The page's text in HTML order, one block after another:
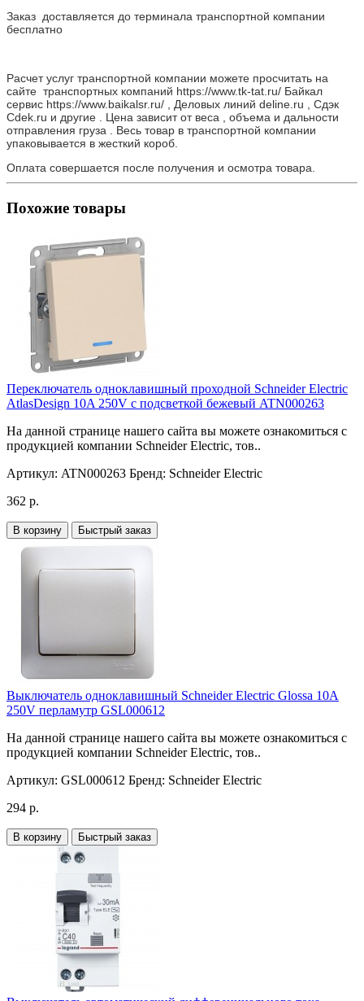
Заказ доставляется до терминала транспортной компании
бесплатно
Расчет услуг транспортной компании можете просчитать на
сайте транспортных компаний https://www.tk-tat.ru/ Байкал
сервис https://www.baikalsr.ru/ , Деловых линий deline.ru , Сдэк
Cdek.ru и другие . Цена зависит от веса , объема и дальности
отправления груза . Весь товар в транспортной компании
упаковывается в жесткий короб.
Оплата совершается после получения и осмотра товара.
Похожие товары
Переключатель одноклавишный проходной Schneider Electric
AtlasDesign 10A 250V с подсветкой бежевый ATN000263
На данной странице нашего сайта вы можете ознакомиться с
продукцией компании Schneider Electric, тов..
Артикул: ATN000263 Бренд: Schneider Electric
362 р.
В корзину Быстрый заказ
Выключатель одноклавишный Schneider Electric Glossa 10A
250V перламутр GSL000612
На данной странице нашего сайта вы можете ознакомиться с
продукцией компании Schneider Electric, тов..
Артикул: GSL000612 Бренд: Schneider Electric
294 р.
В корзину Быстрый заказ